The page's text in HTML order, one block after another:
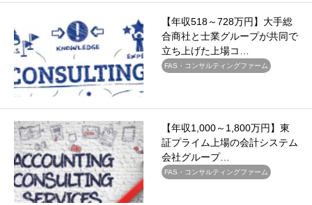
【年収518～728万円】大手総
合商社と士業グループが共同で
立ち上げた上場コ…
FAS・コンサルティングファーム
【年収1,000～1,800万円】東
証プライム上場の会計システム
会社グループ…
FAS・コンサルティングファーム